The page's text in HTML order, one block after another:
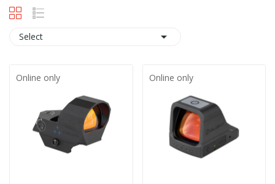
Select 
Online only Online only